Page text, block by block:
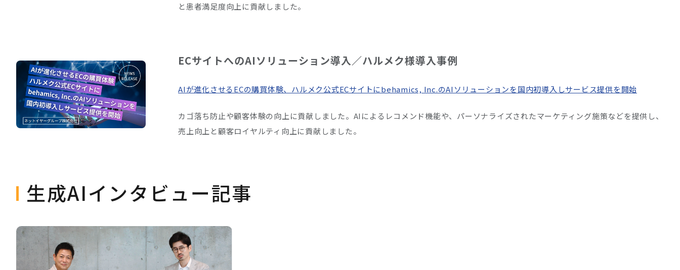
と患者満足度向上に貢献しました。
ECサイトへのAIソリューション導入／ハルメク様導入事例
AIが進化させるECの購買体験、ハルメク公式ECサイトにbehamics, Inc.のAIソリューションを国内初導入しサービス提供を開始
カゴ落ち防止や顧客体験の向上に貢献しました。AIによるレコメンド機能や、パーソナライズされたマーケティング施策などを提供し、
売上向上と顧客ロイヤルティ向上に貢献しました。
生成AIインタビュー記事